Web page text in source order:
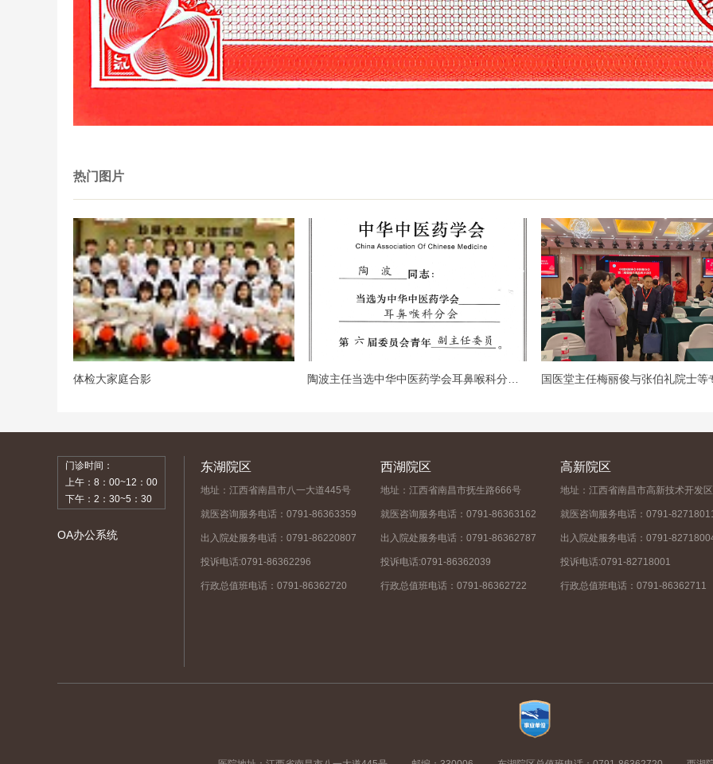
热门图片
体检大家庭合影
门诊时间：
上午：8：00~12：00
下午：2：30~5：30
OA办公系统
东湖院区
地址：江西省南昌市八一大道445号
就医咨询服务电话：0791-86363359
出入院处服务电话：0791-86220807
投诉电话:0791-86362296
行政总值班电话：0791-86362720
西湖院区
地址：江西省南昌市抚生路666号
就医咨询服务电话：0791-86363162
出入院处服务电话：0791-86362787
投诉电话:0791-86362039
行政总值班电话：0791-86362722
高新院区
地址：江西省南昌市高新技术开发
就医咨询服务电话：0791-
出入院处服务电话：0791-
投诉电话:0791-82718001
行政总值班电话：0791-86362711